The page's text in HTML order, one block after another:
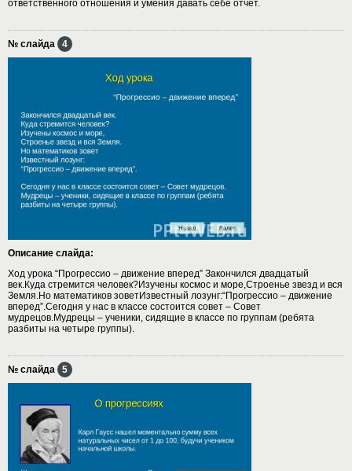
ответственного отношения и умения давать себе отчет.
№ слайда 4
Описание слайда:
Ход урока “Прогрессио – движение вперед” Закончился двадцатый
век.Куда стремится человек?Изучены космос и море,Строенье звезд и вся
Земля.Но математиков зоветИзвестный лозунг:“Прогрессио – движение
вперед”.Сегодня у нас в классе состоится совет – Совет
мудрецов.Мудрецы – ученики, сидящие в классе по группам (ребята
разбиты на четыре группы).
№ слайда 5